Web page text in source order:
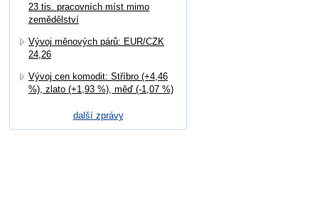
23 tis. pracovních míst mimo
zemědělství
Vývoj měnových párů: EUR/CZK
24,26
Vývoj cen komodit: Stříbro (+4,46
%), zlato (+1,93 %), měď (-1,07 %)
další zprávy